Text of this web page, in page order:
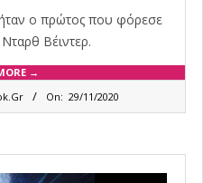
ο πρώτος που φόρεσε
Βέιντερ.
→
On: 29/11/2020